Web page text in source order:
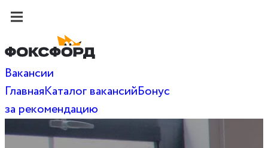
Вакансии
ГлавнаяКаталог вакансийБонус
за рекомендацию